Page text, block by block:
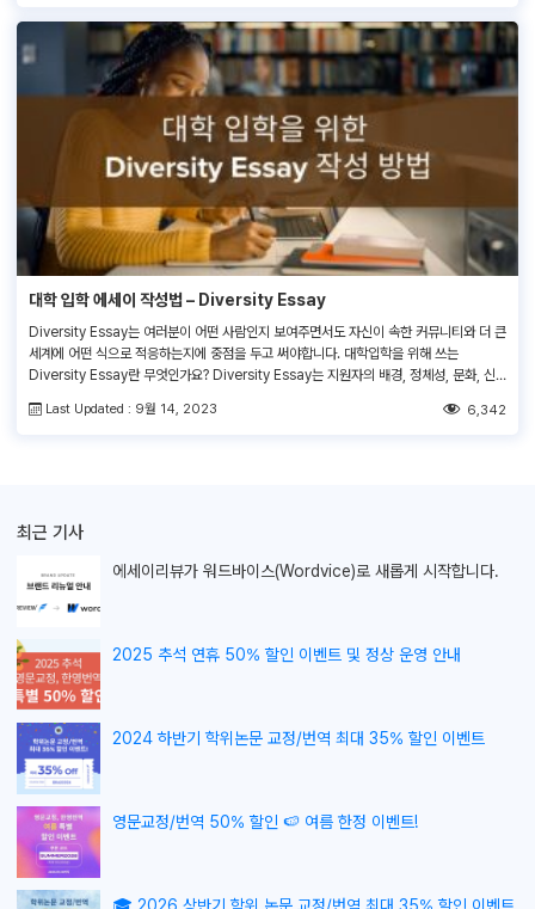
대학 입학 에세이 작성법 – Diversity Essay
Diversity Essay는 여러분이 어떤 사람인지 보여주면서도 자신이 속한 커뮤니티와 더 큰
세계에 어떤 식으로 적응하는지에 중점을 두고 써야합니다. 대학입학을 위해 쓰는
Diversity Essay란 무엇인가요? Diversity Essay는 지원자의 배경, 정체성, 문화, 신
해 지원자를 독특하게 만드는 요인과 그들이 입학 후 학교에 어떻게 새로운 관점이나 통찰
Last Updated : 9월 14, 2023 6,342
최근 기사
에세이리뷰가 워드바이스(Wordvice)로 새롭게 시작합니다.
2025 추석 연휴 50% 할인 이벤트 및 정상 운영 안내
2024 하반기 학위논문 교정/번역 최대 35% 할인 이벤트
영문교정/번역 50% 할인 🍉 여름 한정 이벤트!
🎓 2026 상반기 학위 논문 교정/번역 최대 35% 할인 이벤트